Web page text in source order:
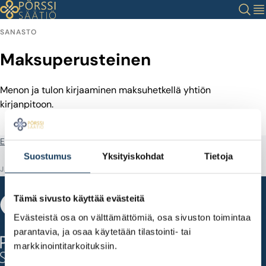
Suostumus Yksityiskohdat Tietoja
Tämä sivusto käyttää evästeitä
Evästeistä osa on välttämättömiä, osa sivuston toimintaa
parantavia, ja osaa käytetään tilastointi- tai
markkinointitarkoituksiin.
Siirry
sisältöön
Haku
SANASTO
Maksuperusteinen
Menon ja tulon kirjaaminen maksuhetkellä yhtiön
kirjanpitoon.
Etusivu
JAA
Fabianinkatu 14
00100 Helsinki